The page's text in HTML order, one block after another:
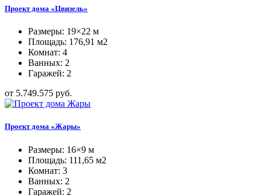
Проект дома «Цвизель»
Размеры: 19×22 м
Площадь: 176,91 м2
Комнат: 4
Ванных: 2
Гаражей: 2
от 5.749.575 руб.
Проект дома «Жары»
Размеры: 16×9 м
Площадь: 111,65 м2
Комнат: 3
Ванных: 2
Гаражей: 2